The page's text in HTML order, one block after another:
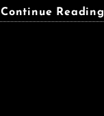
Continue Reading